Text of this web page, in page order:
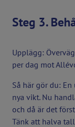
Steg 3.
Upplägg:
per dag mot
Så här gör du:
nya vikt. Nu
och då är det
Tänk att halva